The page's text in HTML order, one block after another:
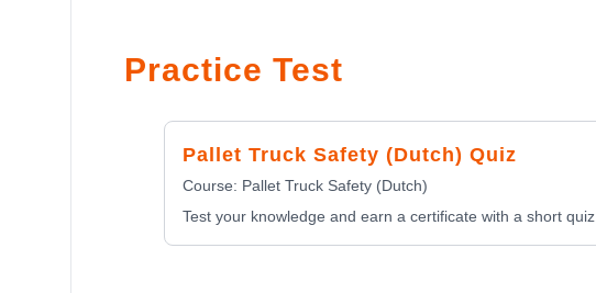
Practice Test
Pallet Truck Safety (Dutch) Quiz
Course: Pallet Truck Safety (Dutch)
Test your knowledge and earn a certificate with a short quiz.